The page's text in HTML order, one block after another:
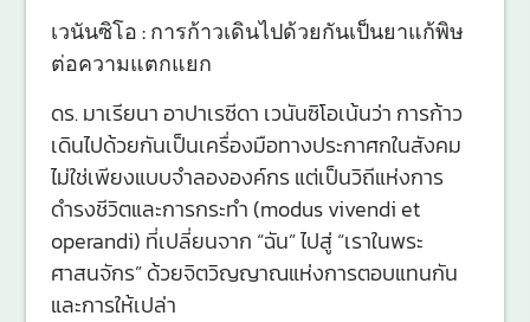
เวนันซิโอ : การก้าวเดินไปด้วยกันเป็นยาแก้พิษ
ต่อความแตกแยก
ดร. มาเรียนา อาปาเรซีดา เวนันซิโอเน้นว่า การก้าว
เดินไปด้วยกันเป็นเครื่องมือทางประกาศกในสังคม
ไม่ใช่เพียงแบบจำลององค์กร แต่เป็นวิถีแห่งการ
ดำรงชีวิตและการกระทำ (modus vivendi et
operandi) ที่เปลี่ยนจาก “ฉัน” ไปสู่ “เราในพระ
ศาสนจักร” ด้วยจิตวิญญาณแห่งการตอบแทนกัน
และการให้เปล่า